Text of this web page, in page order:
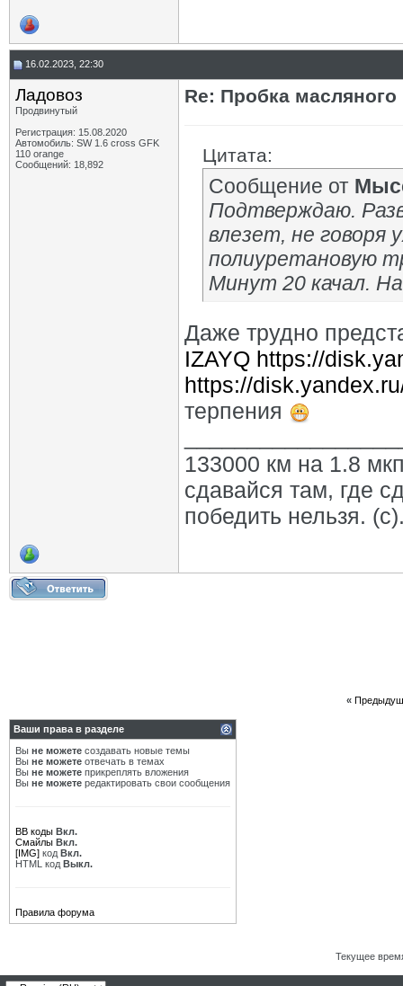
16.02.2023, 22:30
Ладовоз
Продвинутый
Регистрация: 15.08.2020
Автомобиль: SW 1.6 cross GFK
110 orange
Сообщений: 18,892
Re: Пробка масляного
Цитата:
Сообщение от
Подтверждаю.
влезет, не говоря
полиуретановую
Минут 20 качал.
Даже трудно
IZAYQ https://
https://
терпения
133000 км на 1.8
сдавайся там, где
победить нельзя.
«
Ваши права в разделе
Вы не можете создавать новые темы
Вы не можете отвечать в темах
Вы не можете прикреплять вложения
Вы не можете редактировать свои сообщения
BB коды Вкл.
Смайлы Вкл.
[IMG] код Вкл.
HTML код Выкл.
Правила форума
Текущее